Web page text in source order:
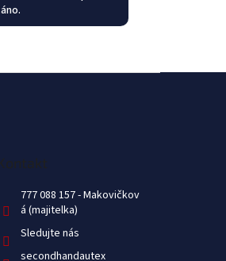
777 088 157
Sledujte nás
secondhandautex